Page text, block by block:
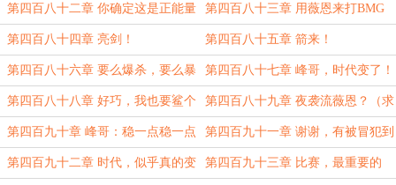
KG！（求月票求订阅）
第四百八十二章 你确定这是正能量
系统？（求月票求订阅）
第四百八十三章 用薇恩来打BMG
是什么概念？（求月票求订阅）
第四百八十四章 亮剑！ 第四百八十五章 箭来！
第四百八十六章 要么爆杀，要么暴
毙！（求月票求订阅）
第四百八十七章 峰哥，时代变了！
（求月票求订阅）
第四百八十八章 好巧，我也要鲨个
人
第四百八十九章 夜袭流薇恩？（求
月票求订阅）
第四百九十章 峰哥：稳一点稳一点 第四百九十一章 谢谢，有被冒犯到
（求月票求订阅）
第四百九十二章 时代，似乎真的变 第四百九十三章 比赛，最重要的